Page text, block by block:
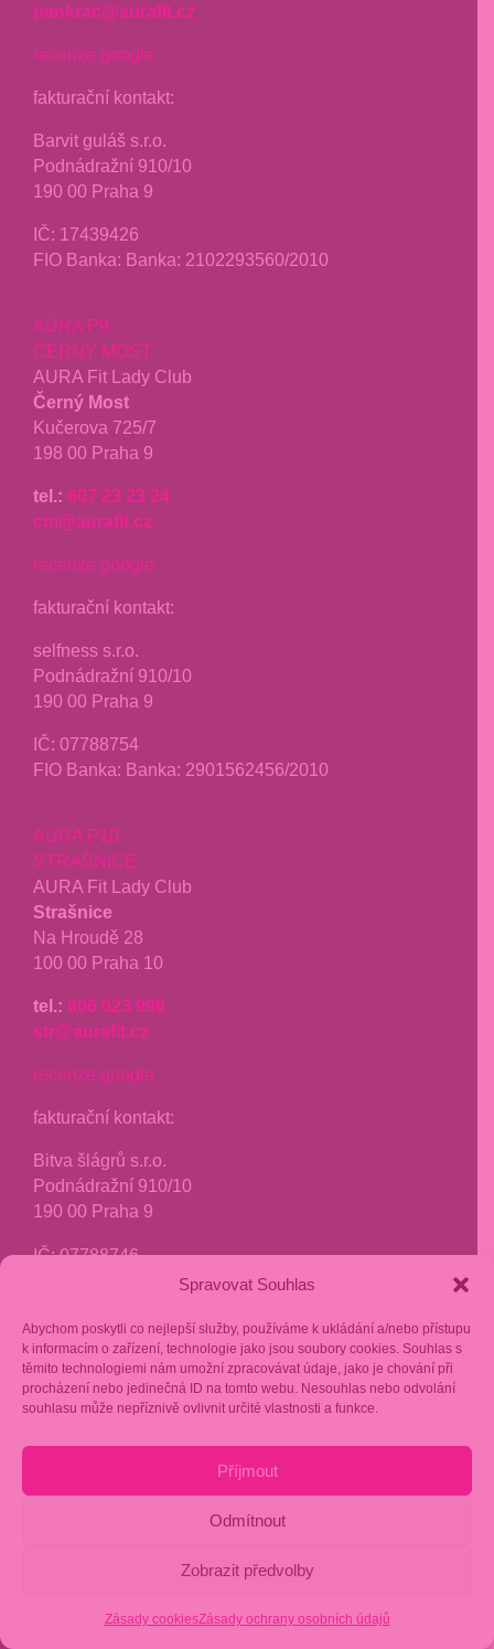
Spravovat Souhlas
Abychom poskytli co nejlepší služby, používáme k ukládání a/nebo přístupu
k informacím o zařízení, technologie jako jsou soubory cookies. Souhlas s
těmito technologiemi nám umožní zpracovávat údaje, jako je chování při
procházení nebo jedinečná ID na tomto webu. Nesouhlas nebo odvolání
souhlasu může nepříznivě ovlivnit určité vlastnosti a funkce.
Příjmout
Odmítnout
Zobrazit předvolby
Zásady cookiesZásady ochrany osobních údajů
pankrac@aurafit.cz
recenze google
fakturační kontakt:
Barvit guláš s.r.o.
Podnádražní 910/10
190 00 Praha 9
IČ: 17439426
FIO Banka: Banka: 2102293560/2010
AURA P9
ČERNÝ MOST
AURA Fit Lady Club
Černý Most
Kučerova 725/7
198 00 Praha 9
tel.: 607 23 23 24
cm@aurafit.cz
recenze google
fakturační kontakt:
selfness s.r.o.
Podnádražní 910/10
190 00 Praha 9
IČ: 07788754
FIO Banka: Banka: 2901562456/2010
AURA P10
STRAŠNICE
AURA Fit Lady Club
Strašnice
Na Hroudě 28
100 00 Praha 10
tel.: 606 023 996
str@aurafit.cz
recenze google
fakturační kontakt:
Bitva šlágrů s.r.o.
Podnádražní 910/10
190 00 Praha 9
IČ: 07788746
FIO Banka: 2101562482/2010
AURA P4
CHODOV
AURA Fit Lady Club
Holušická 199
fakturační kontakt: